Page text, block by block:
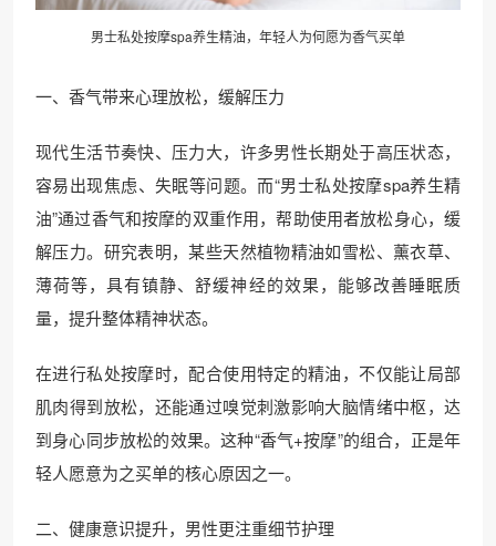
男士私处按摩spa养生精油，年轻人为何愿为香气买单
一、香气带来心理放松，缓解压力
现代生活节奏快、压力大，许多男性长期处于高压状态，
容易出现焦虑、失眠等问题。而“男士私处按摩spa养生精
油”通过香气和按摩的双重作用，帮助使用者放松身心，缓
解压力。研究表明，某些天然植物精油如雪松、薰衣草、
薄荷等，具有镇静、舒缓神经的效果，能够改善睡眠质
量，提升整体精神状态。
在进行私处按摩时，配合使用特定的精油，不仅能让局部
肌肉得到放松，还能通过嗅觉刺激影响大脑情绪中枢，达
到身心同步放松的效果。这种“香气+按摩”的组合，正是年
轻人愿意为之买单的核心原因之一。
二、健康意识提升，男性更注重细节护理